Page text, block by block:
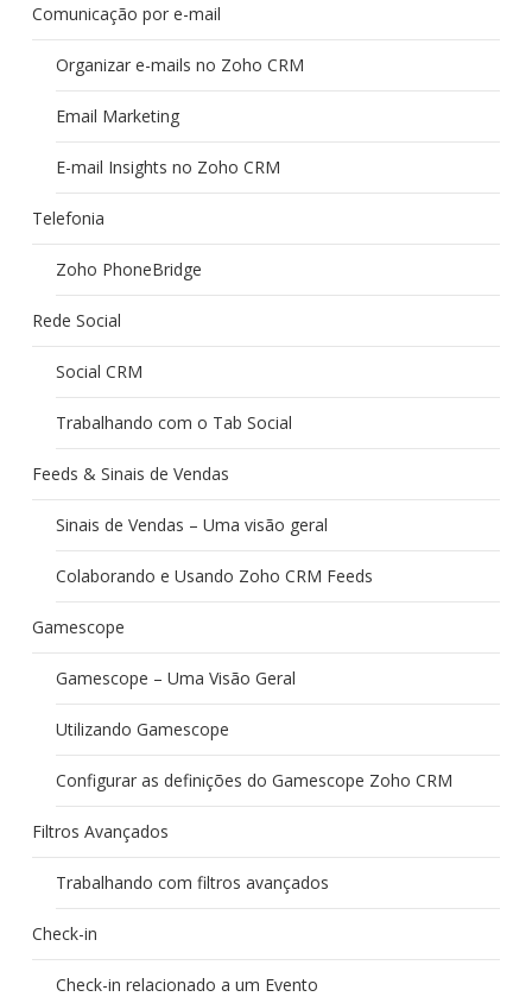
Comunicação por e-mail
Organizar e-mails no Zoho CRM
Email Marketing
E-mail Insights no Zoho CRM
Telefonia
Zoho PhoneBridge
Rede Social
Social CRM
Trabalhando com o Tab Social
Feeds & Sinais de Vendas
Sinais de Vendas – Uma visão geral
Colaborando e Usando Zoho CRM Feeds
Gamescope
Gamescope – Uma Visão Geral
Utilizando Gamescope
Configurar as definições do Gamescope Zoho CRM
Filtros Avançados
Trabalhando com filtros avançados
Check-in
Check-in relacionado a um Evento